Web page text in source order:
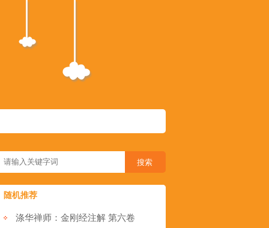
随机推荐
涤华禅师：金刚经注解 第六卷